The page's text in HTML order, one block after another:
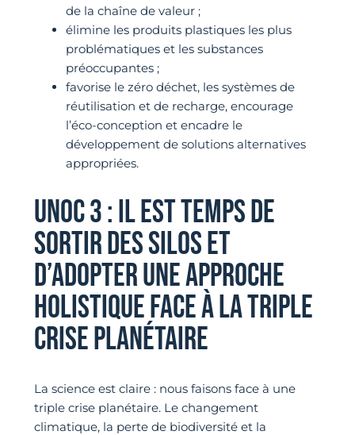
de la chaîne de valeur ;
élimine les produits plastiques les plus
problématiques et les substances
préoccupantes ;
favorise le zéro déchet, les systèmes de
réutilisation et de recharge, encourage
l’éco-conception et encadre le
développement de solutions alternatives
appropriées.
UNOC 3 : IL EST TEMPS DE
SORTIR DES SILOS ET
D’ADOPTER UNE APPROCHE
HOLISTIQUE FACE À LA TRIPLE
CRISE PLANÉTAIRE
La science est claire : nous faisons face à une
triple crise planétaire. Le changement
climatique, la perte de biodiversité et la